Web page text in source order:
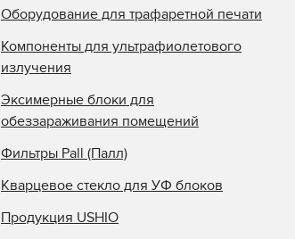
Оборудование для трафаретной печати
Компоненты для ультрафиолетового
излучения
Эксимерные блоки для
обеззараживания помещений
Фильтры Pall (Палл)
Кварцевое стекло для УФ блоков
Продукция USHIO